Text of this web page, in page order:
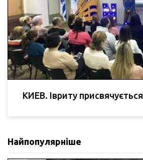
КИЕВ. Івриту присвячується
Найпопулярніше